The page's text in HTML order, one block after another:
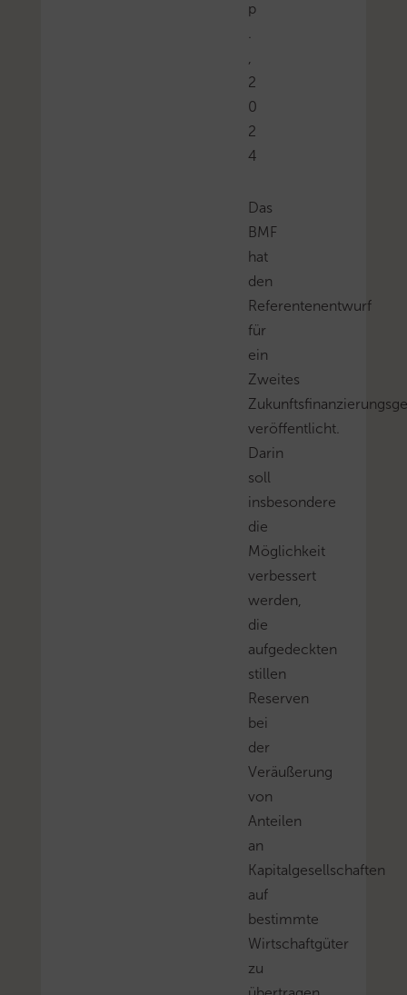
p
.
,
2
0
2
4
Das
BMF
hat
den
Referentenentwurf
für
ein
Zweites
veröffentlicht.
Darin
soll
insbesondere
die
Möglichkeit
verbessert
werden,
die
aufgedeckten
stillen
Reserven
bei
der
Veräußerung
von
Anteilen
an
Kapitalgesellschaften
auf
bestimmte
Wirtschaftgüter
zu